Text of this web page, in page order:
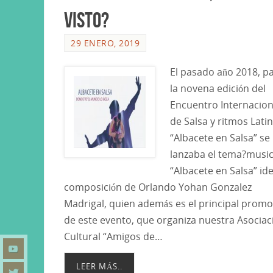
visto?
29 ENERO, 2019
El pasado año 2018,
la novena edición del
Encuentro
de Salsa y ritmos
“Albacete en Salsa” se
lanzaba el
“Albacete en Salsa”
composición de Orlando Yohan Gonzalez
Madrigal, quien además es el principal
de este evento, que organiza nuestra
Cultural “Amigos de…
LEER MÁS..